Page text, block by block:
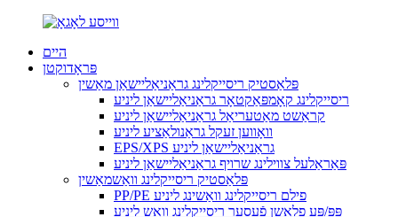
היים
פּראָדוקטן
פּלאַסטיק ריסייקלינג גראַניאַליישאַן מאַשין
ריסייקלינג קאָמפּאַקטאָר גראַניאַליישאַן ליניע
קראַשט מאַטעריאַל גראַניאַליישאַן ליניע
וואָווען זעקל גראַנולאַציע ליניע
EPS/XPS גראַניאַליישאַן ליניע
פּאַראַלעל צווילינג שרויף גראַניאַליישאַן ליניע
פּלאַסטיק ריסייקלינג וואַשמאַשין
PP/PE פילם ריסייקלינג וואַשינג ליניע
פּפּ/פּע פלאַשן פֿעסער ריסייקלינג וואַש ליניע